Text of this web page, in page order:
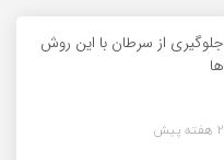
جلوگیری از سرطان با این روش
ها
2 هفته پیش